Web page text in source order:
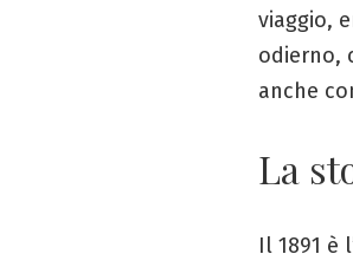
viaggio,
odierno,
anche
La
Il 1891 è